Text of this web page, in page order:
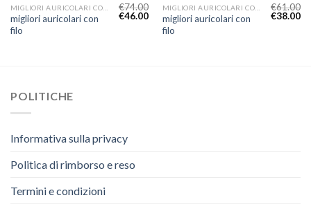
migliori auricolari con
filo
€74.00
€46.00
migliori auricolari con
filo
€61.00
€38.00
POLITICHE
Informativa sulla privacy
Politica di rimborso e reso
Termini e condizioni